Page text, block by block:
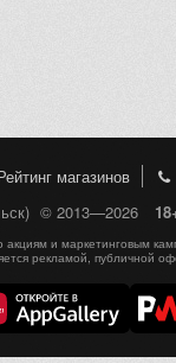
магазинов
© 2013—2026
и маркетинговым
рекламой, публичной